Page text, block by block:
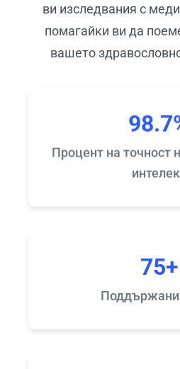
ви изследвания с
помагайки ви да
вашето
Процент на точност
75+
Поддържани